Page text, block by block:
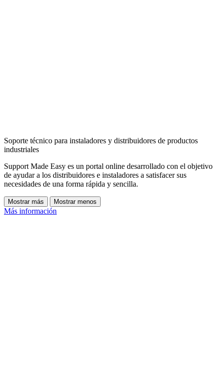
Soporte técnico para instaladores y distribuidores de productos
industriales
Support Made Easy es un portal online desarrollado con el objetivo
de ayudar a los distribuidores e instaladores a satisfacer sus
necesidades de una forma rápida y sencilla.
Mostrar más Mostrar menos
Más información